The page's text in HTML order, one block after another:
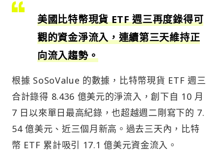
美國比特幣現貨 ETF 週三再度錄得可
觀的資金淨流入，連續第三天維持正
向流入趨勢。
根據 SoSoValue 的數據，比特幣現貨 ETF 週三
合計錄得 8.436 億美元的淨流入，創下自 10 月
7 日以來單日最高紀錄，也超越週二剛寫下的 7.
54 億美元、近三個月新高。過去三天內，比特
幣 ETF 累計吸引 17.1 億美元資金流入。